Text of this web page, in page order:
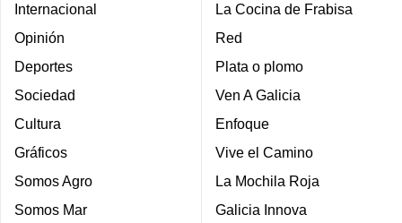
Internacional
Opinión
Deportes
Sociedad
Cultura
Gráficos
Somos Agro
Somos Mar
La Cocina de Frabisa
Red
Plata o plomo
Ven A Galicia
Enfoque
Vive el Camino
La Mochila Roja
Galicia Innova